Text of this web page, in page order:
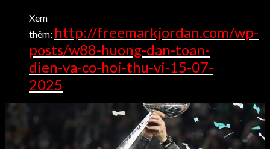
Xem
thêm: http://freemarkjordan.com/wp-
posts/w88-huong-dan-toan-
dien-va-co-hoi-thu-vi-15-07-
2025